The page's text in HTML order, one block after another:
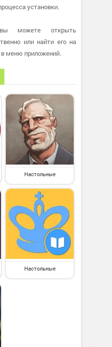
установки.
можете открыть
или найти его на
в меню приложений.
Настольные
Настольные